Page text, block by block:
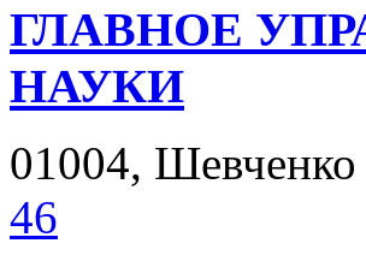
ГЛАВНОЕ
НАУКИ
01004, Шевченко
46